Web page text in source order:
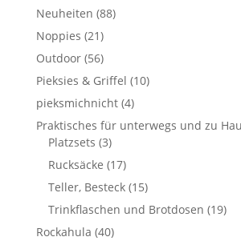
Neuheiten (88)
Noppies (21)
Outdoor (56)
Pieksies & Griffel (10)
pieksmichnicht (4)
Praktisches für unterwegs und zu
Platzsets (3)
Rucksäcke (17)
Teller, Besteck (15)
Trinkflaschen und Brotdosen (19)
Rockahula (40)